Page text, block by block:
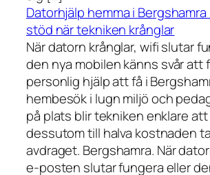
Datorhjälp hemma i
stöd när tekniken krånglar
När datorn krånglar, wifi slutar
den nya mobilen känns svår att
personlig hjälp att få i
hembesök i lugn miljö och
på plats blir tekniken enklare
dessutom till halva kostnaden
avdraget. Bergshamra. När
e-posten slutar fungera eller